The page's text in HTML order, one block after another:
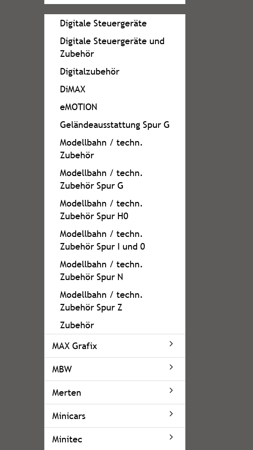
Digitale Steuergeräte
Digitale Steuergeräte und
Zubehör
Digitalzubehör
DiMAX
eMOTION
Geländeausstattung Spur G
Modellbahn / techn.
Zubehör
Modellbahn / techn.
Zubehör Spur G
Modellbahn / techn.
Zubehör Spur H0
Modellbahn / techn.
Zubehör Spur I und 0
Modellbahn / techn.
Zubehör Spur N
Modellbahn / techn.
Zubehör Spur Z
Zubehör
MAX Grafix
MBW
Merten
Minicars
Minitec